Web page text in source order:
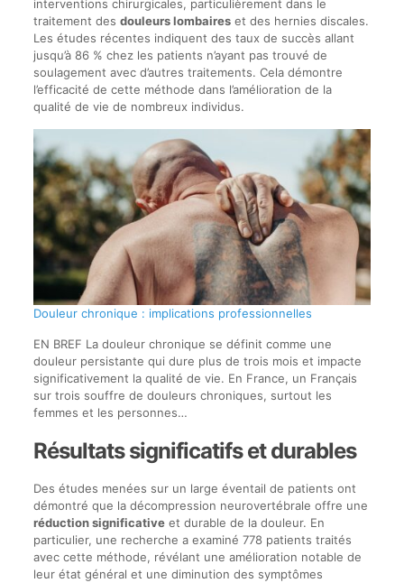
interventions chirurgicales, particulièrement dans le
traitement des douleurs lombaireset des hernies discales.
Les études récentes indiquent des taux de succès allant
jusqu’à 86 % chez les patients n’ayant pas trouvé de
soulagement avec d’autres traitements. Cela démontre
l’efficacité de cette méthode dans l’amélioration de la
qualité de vie de nombreux individus.
Douleur chronique : implications professionnelles
EN BREF La douleur chronique se définit comme une
douleur persistante qui dure plus de trois mois et impacte
significativement la qualité de vie. En France, un Français
sur trois souffre de douleurs chroniques, surtout les
femmes et les personnes…
Résultats significatifs et durables
Des études menées sur un large éventail de patients ont
démontré que la décompression neurovertébrale offre une
réduction significativeet durable de la douleur. En
particulier, une recherche a examiné 778 patients traités
avec cette méthode, révélant une amélioration notable de
leur état général et une diminution des symptômes